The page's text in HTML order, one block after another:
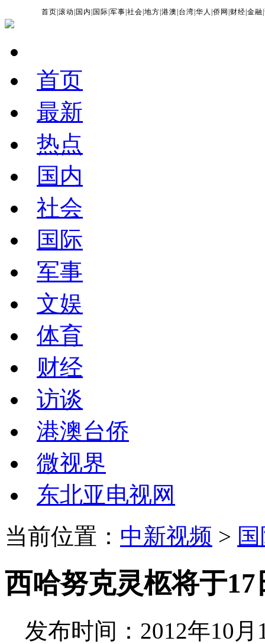
首页 |滚动 国内 国际 |军事 |社会 |地方 |港澳 台湾 |华人 |侨网 财经 |金融 |
首页
最新
热点
国内
社会
国际
军事
文娱
体育
财经
访谈
港澳台侨
微视界
东北亚电视网
当前位置： 中新视频 >
西哈努克灵柩将于
发布时间：2012年10月